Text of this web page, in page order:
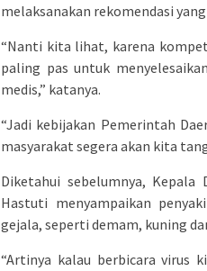
melaksanakan rekomendasi
“Nanti kita lihat, karena
paling pas untuk
medis,” katanya.
“Jadi kebijakan Pemerintah
masyarakat segera akan kita
Diketahui sebelumnya,
Hastuti menyampaikan
gejala, seperti demam, kuning
“Artinya kalau berbicara virus